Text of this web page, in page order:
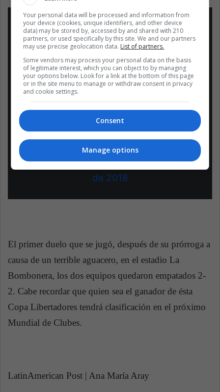
La nueva fecha de la final será
analizada y decidida en una
reunión en Asunción el martes 27 a
las 10 de la mañana con los
presidentes de los clubes
— CONMEBOL.com
(@CONMEBOL)25 de noviembre
de 2018
El primer duelo que se jugó, después de su prórroga a
causa de un terrible aguacero, en el estadio La
Bombonera, los dos equipos quedaron empatados 2-
2. Cabe recordar que quien sea el ganador de ésta
Copa Libertadores tendrá clasificación en el próximo
Mundial de Clubes.
LatinAmerican Post | Ana María Aray
Your personal data will be processed and information from
your device (cookies, unique identifiers, and other device
data) may be stored by, accessed by and shared with 210
partners, or used specifically by this site. We and our partners
may use precise geolocation data. List of partners.
Some vendors may process your personal data on the basis
of legitimate interest, which you can object to by managing
your options below. Look for a link at the bottom of this page
or in the site menu to manage or withdraw consent in privacy
and cookie settings.
Consent
Manage options